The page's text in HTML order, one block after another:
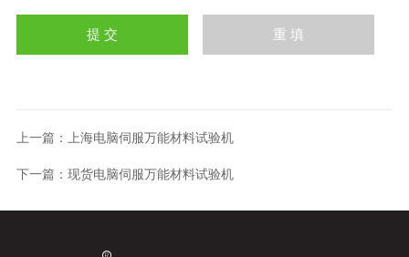
上一篇： 上海电脑伺服万能材料试验机
下一篇： 现货电脑伺服万能材料试验机